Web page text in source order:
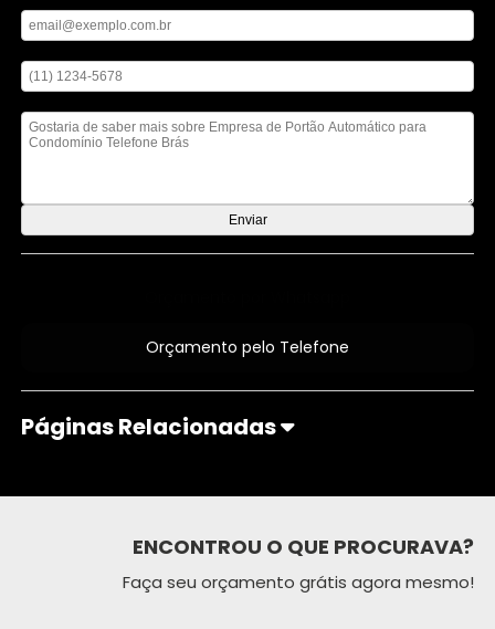
Orçamento pelo Telefone
Páginas Relacionadas
ENCONTROU O QUE PROCURAVA?
Faça seu orçamento grátis agora mesmo!